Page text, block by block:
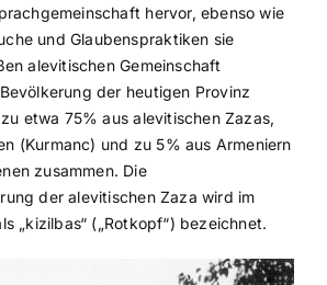
hervor, ebenso wie
und Glaubenspraktiken sie
alevitischen Gemeinschaft
der heutigen Provinz
etwa 75% aus alevitischen Zazas,
(Kurmanc) und zu 5% aus Armeniern
zusammen. Die
der alevitischen Zaza wird im
„kizilbas“ („Rotkopf“) bezeichnet.